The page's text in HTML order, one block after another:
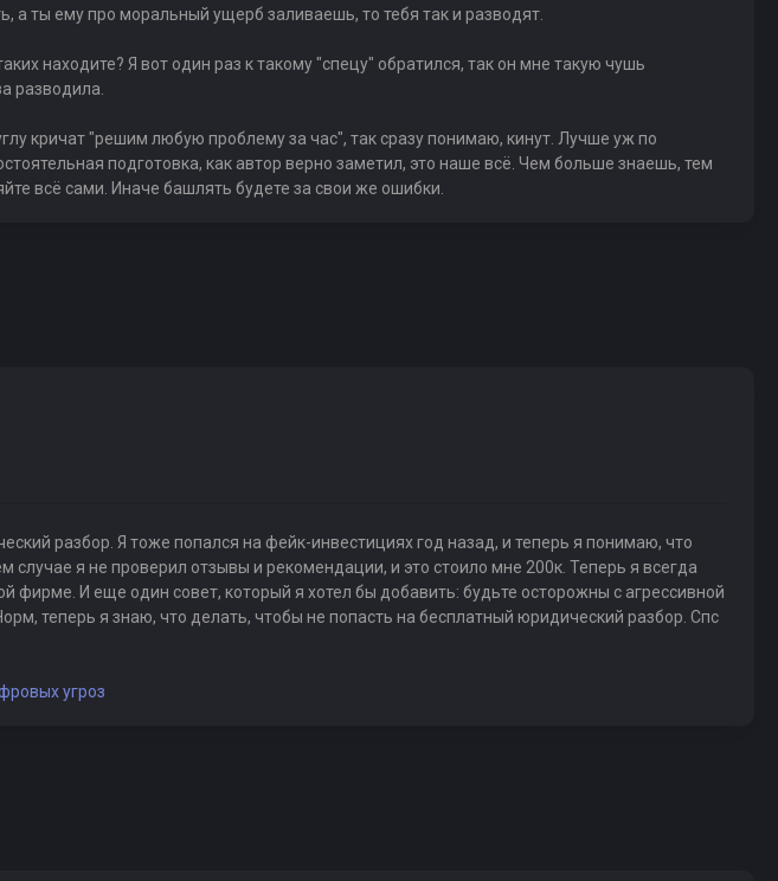
а ты ему про моральный ущерб заливаешь, то тебя так и разводят.
находите? Я вот один раз к такому "спецу" обратился, так он мне такую чушь
разводила.
кричат "решим любую проблему за час", так сразу понимаю, кинут. Лучше уж по
подготовка, как автор верно заметил, это наше всё. Чем больше знаешь, тем
всё сами. Иначе башлять будете за свои же ошибки.
разбор. Я тоже попался на фейк-инвестициях год назад, и теперь я понимаю, что
я не проверил отзывы и рекомендации, и это стоило мне 200к. Теперь я всегда
И еще один совет, который я хотел бы добавить: будьте осторожны с агрессивной
теперь я знаю, что делать, чтобы не попасть на бесплатный юридический разбор. Спс
угроз